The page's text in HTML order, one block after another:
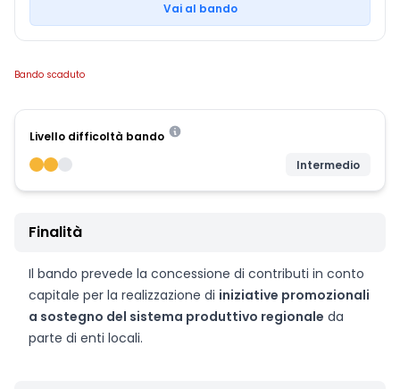
Vai al bando
Bando scaduto
Livello difficoltà bando
Intermedio
Finalità
Il bando prevede la concessione di contributi in conto
capitale per la realizzazione di iniziative promozionali
a sostegno del sistema produttivo regionale da
parte di enti locali.